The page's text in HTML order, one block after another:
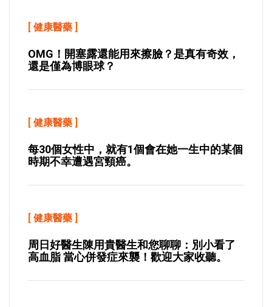
[ 健康醫藥 ]
OMG！開塞露還能用來擦臉？是真有奇效，
還是僅為博眼球？
[ 健康醫藥 ]
每30個女性中，就有1個會在她一生中的某個
時期不幸遭遇宮頸癌。
[ 健康醫藥 ]
周日好醫生陳用貴醫生和您聊聊：別小看了
高血脂 當心併發症來襲！歡迎大家收聽。